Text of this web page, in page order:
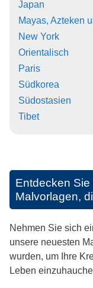
Japan
Mayas, Azteken
New York
Orientalisch
Paris
Südkorea
Südostasien
Tibet
Entdecken
Malvorlagen,
Nehmen Sie sich
unsere neuesten
wurden, um Ihre
Leben